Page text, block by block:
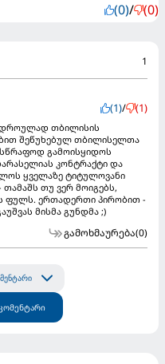
(0)/ (0)
1
(1)/ (1)
თბილისის
შეწუხებულ თბილისელთა
გამოისყიდოს
კონტრაქტი და
ყველაზე ტიტულოვანი
თუ ვერ მოიგებს,
ფულს. ერთადერთი პირობით -
მისმა გუნდმა ;)
გამოხმაურება(0)